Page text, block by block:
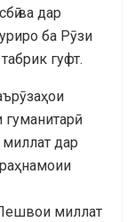
ва дар
ба Рӯзи
гуфт.
дар
миллат